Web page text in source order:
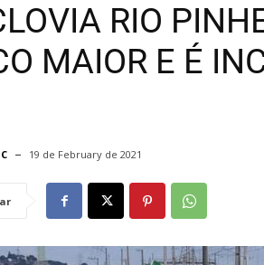
RIO
MAIOR E É
19 de February de 2021